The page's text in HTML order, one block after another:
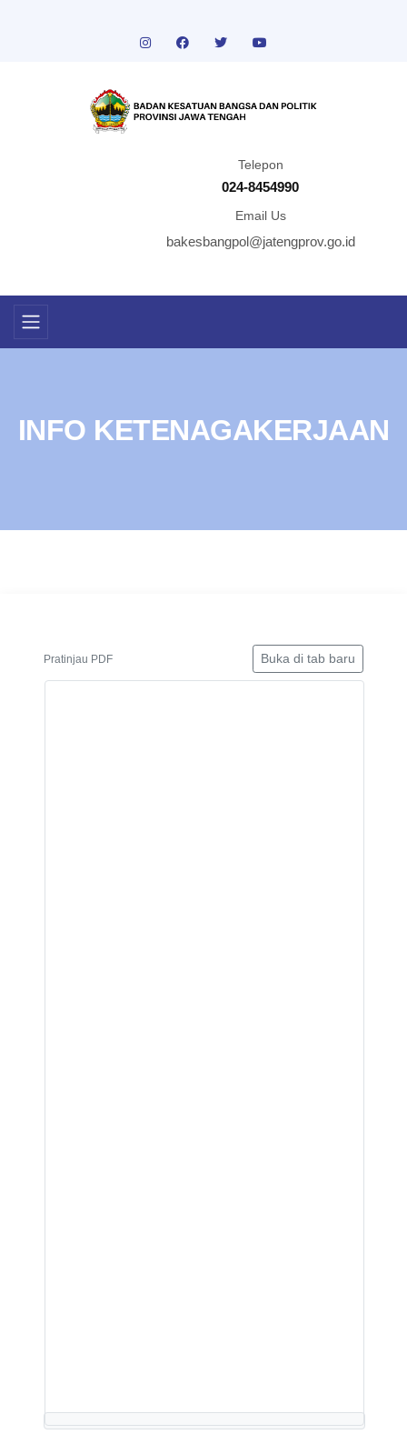
Telepon
024-8454990
Email Us
bakesbangpol@jatengprov.go.id
INFO KETENAGAKERJAAN
Pratinjau PDF Buka di tab baru